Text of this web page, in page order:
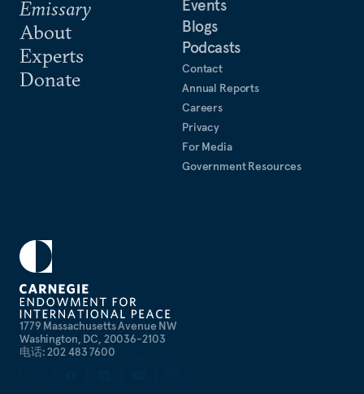
1779 Massachusetts Avenue NW
Washington, DC, 20036-2103
电话: 202 483 7600
Emissary
About
Experts
Donate
Events
Blogs
Podcasts
Contact
Annual Reports
Careers
Privacy
For Media
Government Resources